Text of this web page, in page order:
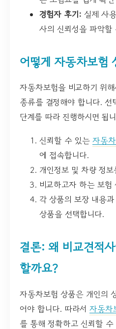
경험자 후기: 실제 사
사의 신뢰성을 파악할
어떻게 자동차보험
자동차보험을 비교하기 위
종류를 결정해야 합니다. 선
단계를 따라 진행하시면 됩
신뢰할 수 있는 자동
에 접속합니다.
개인정보 및 차량 정
비교하고자 하는 보험
각 상품의 보장 내용
상품을 선택합니다.
결론: 왜 비교견적
할까요?
자동차보험 상품은 개인의
어야 합니다. 따라서 자동차
를 통해 정확하고 신뢰할